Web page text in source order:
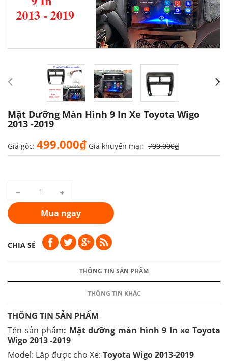
Mặt Dưỡng Màn Hình 9 In Xe Toyota Wigo
2013 -2019
Giá gốc: 499.000₫ Giá khuyến mại: 700.000₫
Mua ngay
CHIA SẺ
THÔNG TIN SẢN PHẨM
THÔNG TIN KHÁC
THÔNG TIN SẢN PHẨM
Tên sản phẩm: Mặt dưỡng màn hình 9 In xe Toyota
Wigo 2013 -2019
Model: Lắp được cho Xe: Toyota Wigo2013-2019